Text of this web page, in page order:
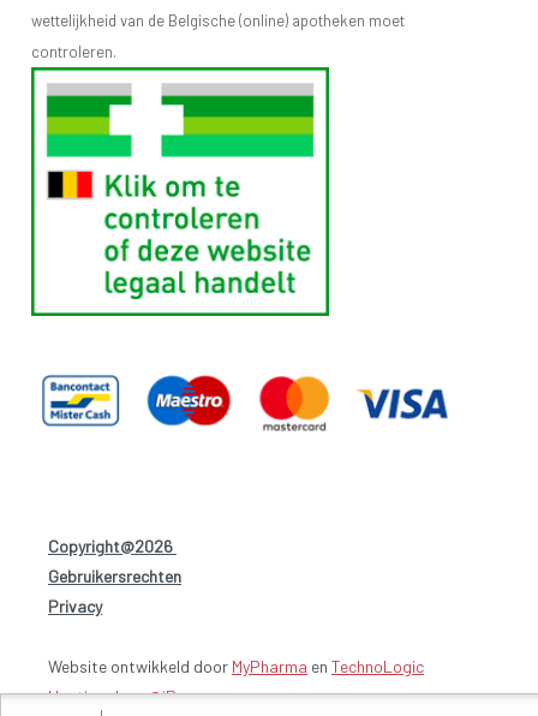
wettelijkheid van de Belgische (online) apotheken moet
controleren.
Copyright@2026
Gebruikersrechten
Privacy-
Website ontwikkeld door MyPharma en TechnoLogic
Hosting door @iPower